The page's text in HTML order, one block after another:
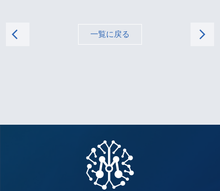
arrow_back_ios 一覧に戻る arrow_forward_ios